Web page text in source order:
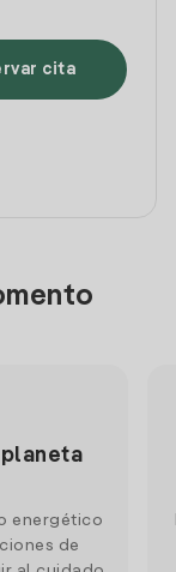
cita
planeta
energético
de